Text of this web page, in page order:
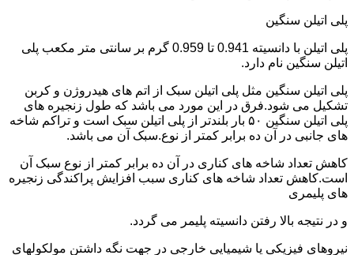
پلی اتیلن سنگین
پلی اتیلن با دانسیته 0.941 تا 0.959 گرم بر سانتی متر مکعب پلی
اتیلن سنگین نام دارد.
پلی اتیلن سنگین مثل پلی اتیلن سبک از اتم های هیدروژن و کربن
تشکیل می شود.فرق در این مورد می باشد که طول زنجیره های
پلی اتیلن سنگین ۵۰ بار بلندتر از پلی اتیلن سبک است و تراکم شاخه
های جانبی در آن ده برابر کمتر از نوع.سبک آن می باشد.
کاهش تعداد شاخه های کناری در آن ده برابر کمتر از نوع سبک آن
است.کاهش تعداد شاخه های کناری سبب افزایش پراکندگی زنجیره
های پلیمری
و در نتیجه بالا رفتن دانسیته پلیمر می گردد.
نیروهای فیزیکی یا شیمیایی خارجی در جهت نگه داشتن مولکولهای